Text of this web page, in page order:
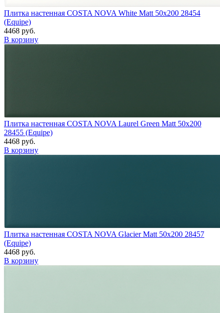
Плитка настенная COSTA NOVA White Matt 50x200 28454
(Equipe)
4468 руб.
В корзину
Плитка настенная COSTA NOVA Laurel Green Matt 50x200
28455 (Equipe)
4468 руб.
В корзину
Плитка настенная COSTA NOVA Glacier Matt 50x200 28457
(Equipe)
4468 руб.
В корзину